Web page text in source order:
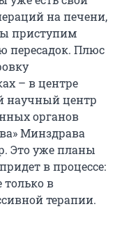
на печени,
приступим
пересадок. Плюс
– в центре
научный центр
органов
Минздрава
Это уже планы
в процессе:
в
терапии.